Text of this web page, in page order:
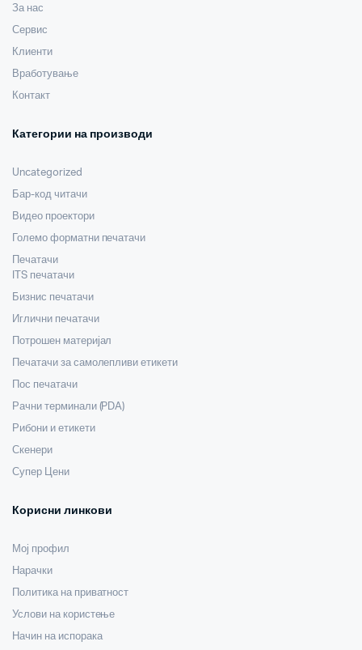
За нас
Сервис
Клиенти
Вработување
Контакт
Категории на производи
Uncategorized
Бар-код читачи
Видео проектори
Големо форматни печатачи
Печатачи
ITS печатачи
Бизнис печатачи
Иглични печатачи
Потрошен материјал
Печатачи за самолепливи етикети
Пос печатачи
Рачни терминали (PDA)
Рибони и етикети
Скенери
Супер Цени
Корисни линкови
Мој профил
Нарачки
Политика на приватност
Услови на користење
Начин на испорака